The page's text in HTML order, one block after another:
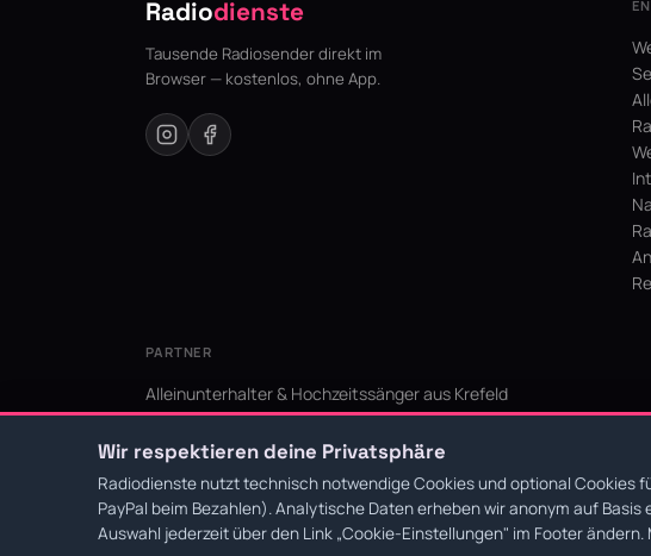
Radiodienste
Tausende Radiosender direkt im
Browser — kostenlos, ohne App.
PARTNER
Alleinunterhalter & Hochzeitssänger aus Krefeld
KI Niederrhein - Agentur aus Krefeld für den Niederrhein
© 2026 Radiodienste. Alle Rechte vorbehalten. Datenschutz AGB·
Wir respektieren deine Privatsphäre
Radiodienste nutzt technisch notwendige Cookies und optional Cookies
PayPal beim Bezahlen). Analytische Daten erheben wir anonym auf
Auswahl jederzeit über den Link „Cookie-Einstellungen" im Footer ändern.